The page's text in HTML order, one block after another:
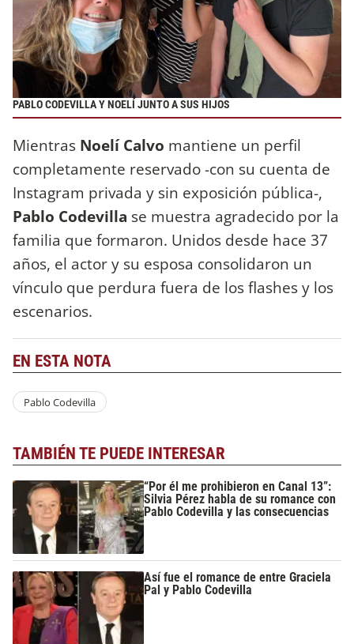
PABLO CODEVILLA Y NOELÍ JUNTO A SUS HIJOS
Mientras Noelí Calvo mantiene un perfil
completamente reservado -con su cuenta de
Instagram privada y sin exposición pública-,
Pablo Codevilla se muestra agradecido por la
familia que formaron. Unidos desde hace 37
años, el actor y su esposa consolidaron un
vínculo que perdura fuera de los flashes y los
escenarios.
EN ESTA NOTA
Pablo Codevilla
TAMBIÉN TE PUEDE INTERESAR
“Por él me prohibieron en Canal 13”:
Silvia Pérez habla de su romance con
Pablo Codevilla y las consecuencias
Así fue el romance de entre Graciela
Pal y Pablo Codevilla